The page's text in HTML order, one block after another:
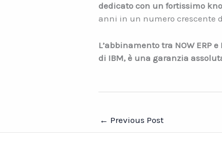
dedicato con un fortissimo
anni in un numero crescente
L’abbinamento tra NOW ERP
di IBM, è una garanzia
← Previous Post